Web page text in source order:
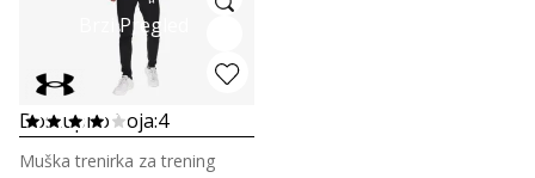
Brzi Pregled
Dostupno boja:4
Muška trenirka za trening